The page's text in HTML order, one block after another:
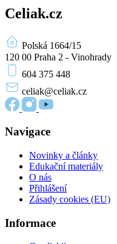
Celiak.cz
Polská 1664/15
120 00 Praha 2 - Vinohrady
604 375 448
celiak@celiak.cz
Navigace
Novinky a články
Edukační materiály
O nás
Přihlášení
Zásady cookies (EU)
Informace